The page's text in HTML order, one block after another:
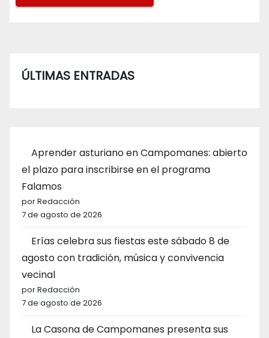
ÚLTIMAS ENTRADAS
Aprender asturiano en Campomanes: abierto
el plazo para inscribirse en el programa
Falamos
por Redacción
7 de agosto de 2026
Erías celebra sus fiestas este sábado 8 de
agosto con tradición, música y convivencia
vecinal
por Redacción
7 de agosto de 2026
La Casona de Campomanes presenta sus